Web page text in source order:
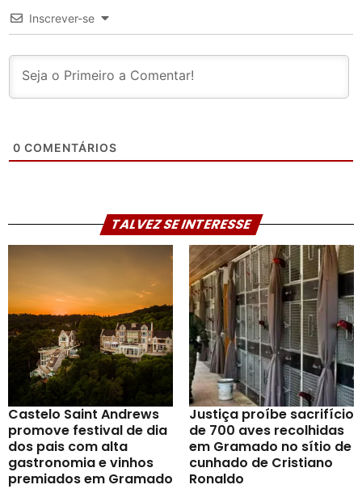
Inscrever-se
0 COMENTÁRIOS
TALVEZ SE INTERESSE
Castelo Saint Andrews
promove festival de dia
dos pais com alta
gastronomia e vinhos
premiados em Gramado
Justiça proíbe sacrifício
de 700 aves recolhidas
em Gramado no sítio de
cunhado de Cristiano
Ronaldo